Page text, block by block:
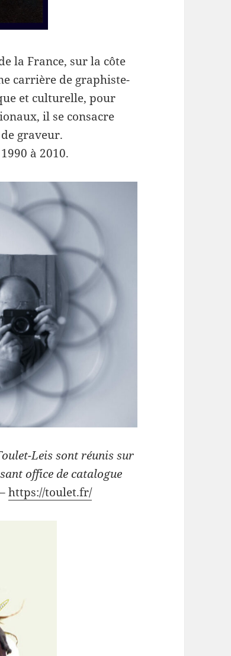
la France, sur la côte
carrière de graphiste-
et culturelle, pour
il se consacre
graveur.
à 2010.
Leis sont réunis sur
office de catalogue
https://toulet.fr/